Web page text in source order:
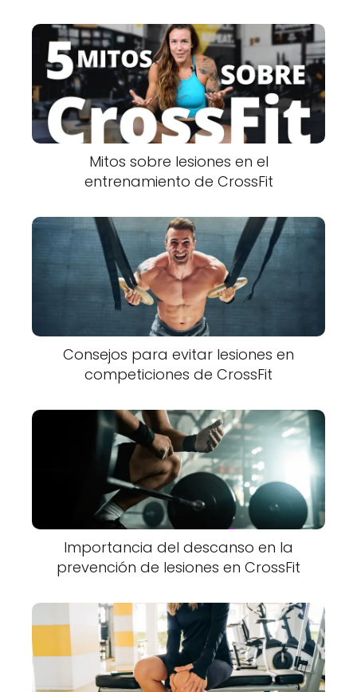
Mitos sobre lesiones en el
entrenamiento de CrossFit
Consejos para evitar lesiones en
competiciones de CrossFit
Importancia del descanso en la
prevención de lesiones en CrossFit